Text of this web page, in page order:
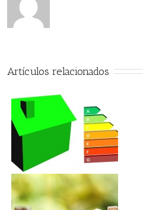
Artículos relacionados